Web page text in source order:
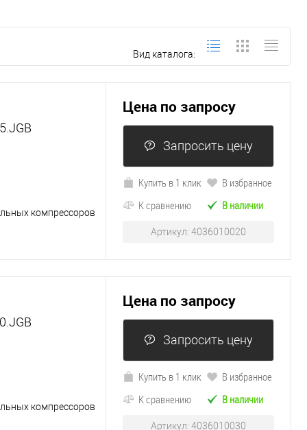
Вид каталога:
компрессоров
Цена по запросу
Запросить цену
Купить в 1 клик
В избранное
К сравнению
В наличии
Артикул: 4036010020
компрессоров
Цена по запросу
Запросить цену
Купить в 1 клик
В избранное
К сравнению
В наличии
Артикул: 4036010030